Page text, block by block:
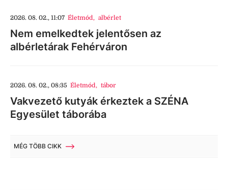
2026. 08. 02., 11:07 Életmód, albérlet
Nem emelkedtek jelentősen az
albérletárak Fehérváron
2026. 08. 02., 08:35 Életmód, tábor
Vakvezető kutyák érkeztek a SZÉNA
Egyesület táborába
MÉG TÖBB CIKK